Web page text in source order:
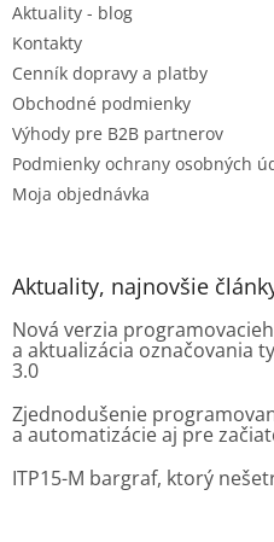
Aktuality - blog
Kontakty
Cenník dopravy a platby
Obchodné podmienky
Výhody pre B2B partnerov
Podmienky ochrany osobných
Moja objednávka
Aktuality, najnovšie
Nová verzia
a aktualizácia označovania
3.0
Zjednodušenie
a automatizácie aj pre
ITP15-M bargraf, ktorý